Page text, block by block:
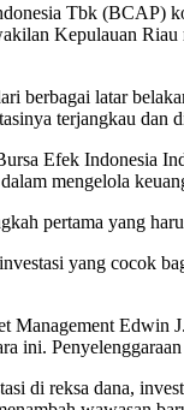
Tbk (BCAP)
Kepulauan Riau
berbagai latar
terjangkau dan
Efek Indonesia
mengelola
pertama yang
yang cocok
Edwin
ini.
di reksa dana,